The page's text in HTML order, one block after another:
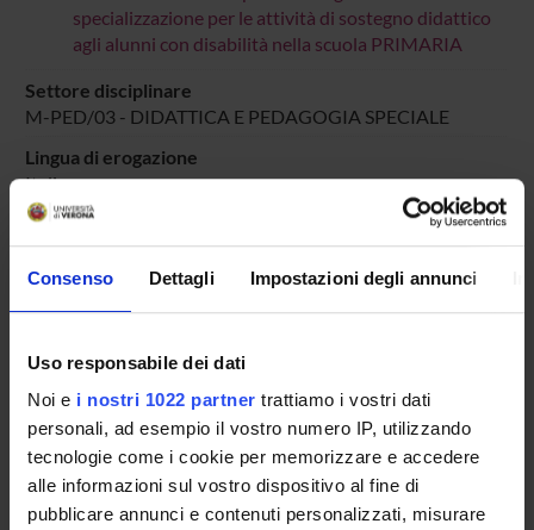
Consenso Dettagli Impostazioni degli annunci
Uso responsabile dei dati
Noi e i nostri 1022 partner trattiamo i vostri dati
personali, ad esempio il vostro numero IP, utilizzando
tecnologie come i cookie per memorizzare e accedere
alle informazioni sul vostro dispositivo al fine di
pubblicare annunci e contenuti personalizzati, misurare
specializzazione per le attività di sostegno didattico
agli alunni con disabilità nella scuola PRIMARIA
Settore disciplinare
M-PED/03 - DIDATTICA E PEDAGOGIA SPECIALE
Lingua di erogazione
Italiano
Periodo
DIDATTICA SOSTEGNOdal 25-ott-2025 al 30-giu-2025.
Seminari relativi al corso
ORARIO LEZIONI
Vai all'orario delle lezioni